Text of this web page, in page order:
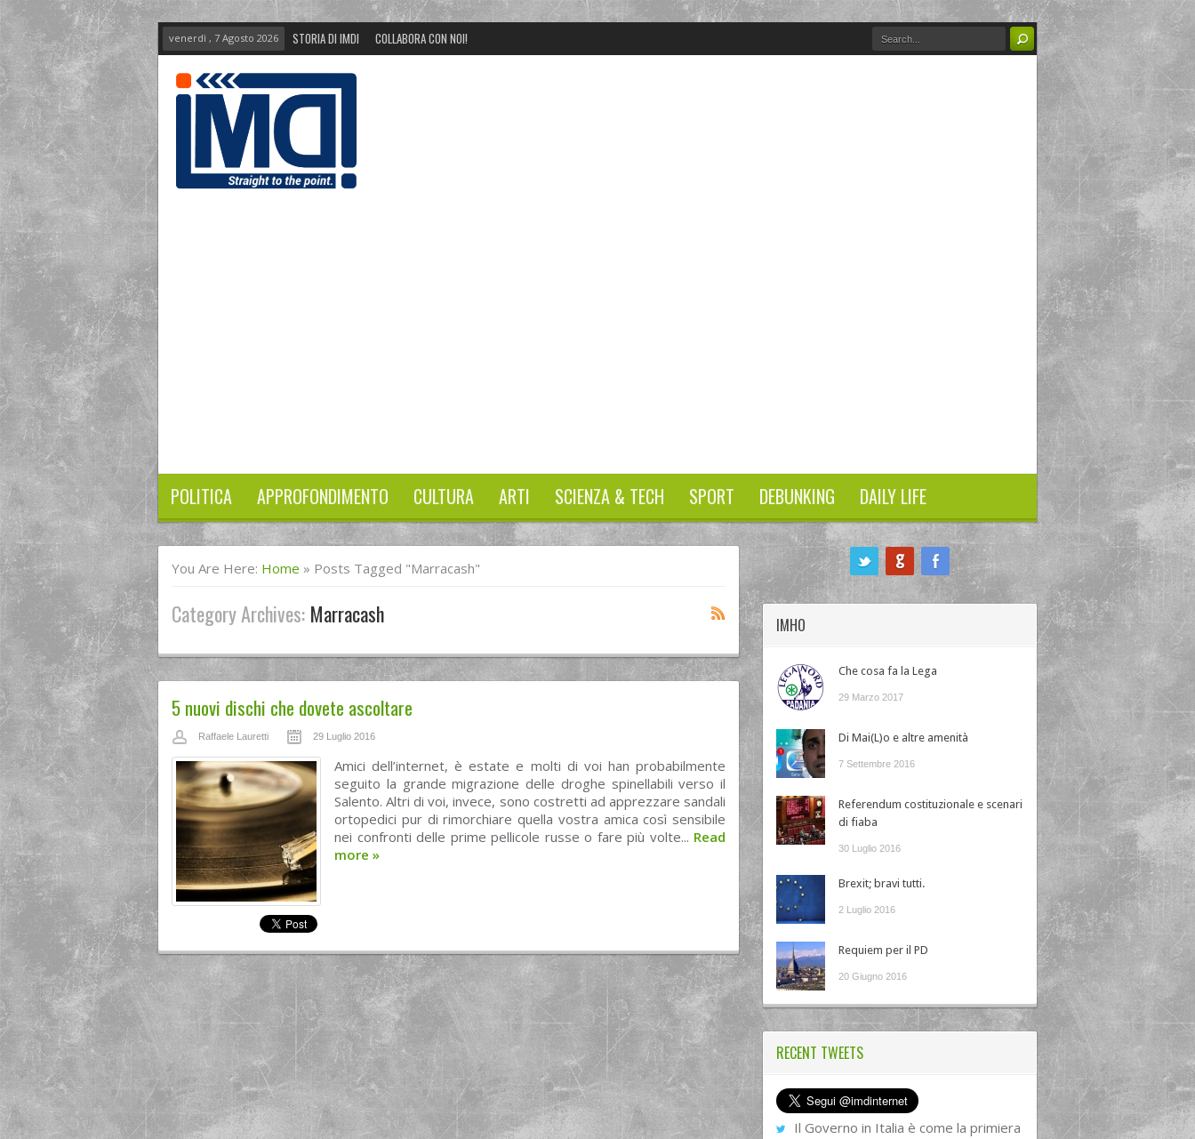
venerdì , 7 Agosto 2026 STORIA DI IMDI COLLABORA CON NOI!
POLITICA APPROFONDIMENTO CULTURA ARTI SCIENZA & TECH SPORT DEBUNKING DAILY LIFE
You Are Here: Home » Posts Tagged "marracash"
Category Archives: Marracash
5 nuovi dischi che dovete ascoltare
Raffaele Lauretti 29 Luglio 2016
Amici dell’internet, è estate e molti di voi han probabilmente
seguito la grande migrazione delle droghe spinellabili verso il
Salento. Altri di voi, invece, sono costretti ad apprezzare sandali
ortopedici pur di rimorchiare quella vostra amica così sensibile
nei confronti delle prime pellicole russe o fare più volte... Read
more »
IMHO
Che cosa fa la Lega
29 Marzo 2017
Di Mai(L)o e altre amenità
7 Settembre 2016
Referendum costituzionale e scenari
di fiaba
30 Luglio 2016
Brexit; bravi tutti.
2 Luglio 2016
Requiem per il PD
20 Giugno 2016
RECENT TWEETS
Il Governo in Italia è come la primiera